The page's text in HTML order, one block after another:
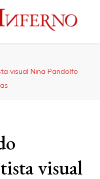
visual Nina Pandolfo
visual